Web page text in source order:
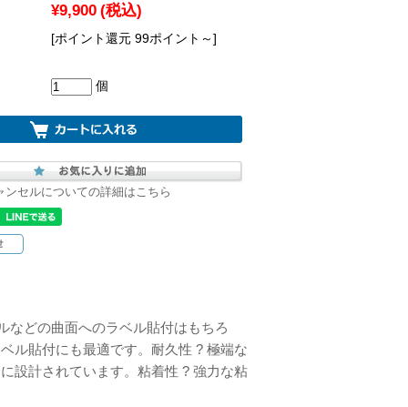
¥9,900 (税込)
[ポイント還元 99ポイント～]
個
ンセルについての詳細はこちら
などの曲面へのラベル貼付はもちろ
ル貼付にも最適です。耐久性 ? 極端な
設計されています。粘着性 ? 強力な粘